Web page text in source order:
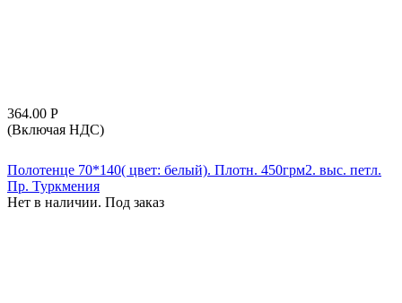
364.00 Р
(Включая НДС)
Полотенце 70*140( цвет: белый). Плотн. 450грм2. выс. петл.
Пр. Туркмения
Нет в наличии. Под заказ